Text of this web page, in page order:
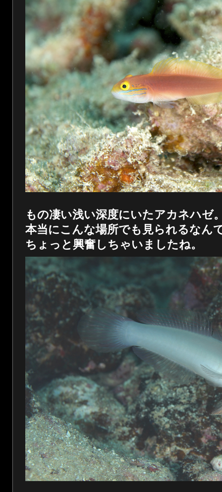
もの凄い浅い深度にいたアカネハゼ
本当にこんな場所でも見られるなん
ちょっと興奮しちゃいましたね。